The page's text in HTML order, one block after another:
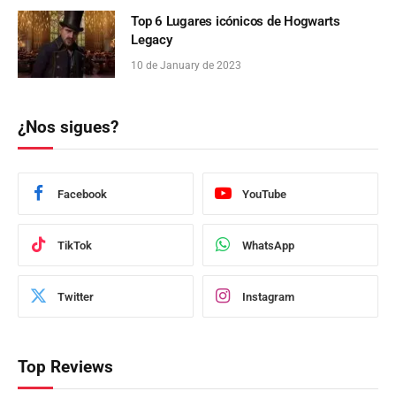
Top 6 Lugares icónicos de Hogwarts
Legacy
10 de January de 2023
¿Nos sigues?
Facebook YouTube
TikTok WhatsApp
Twitter Instagram
Top Reviews